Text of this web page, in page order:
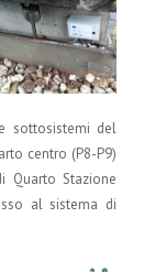
sottosistemi del
centro (P8-P9)
Quarto Stazione
al sistema di